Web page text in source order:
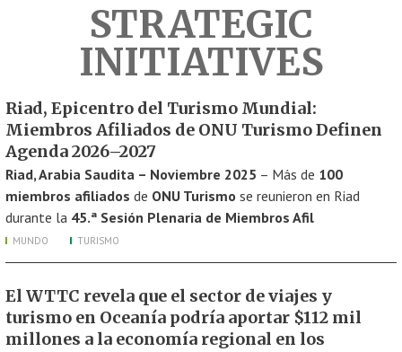
STRATEGIC
INITIATIVES
Riad, Epicentro del Turismo Mundial:
Miembros Afiliados de ONU Turismo Definen
Agenda 2026–2027
Riad, Arabia Saudita – Noviembre 2025 – Más de 100
miembros afiliados de ONU Turismo se reunieron en Riad
durante la 45.ª Sesión Plenaria de Miembros Afil
MUNDO TURISMO
El WTTC revela que el sector de viajes y
turismo en Oceanía podría aportar $112 mil
millones a la economía regional en los